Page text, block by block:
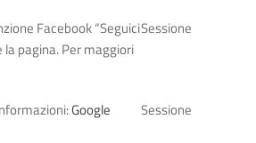
Facebook “Seguici
pagina. Per maggiori
Sessione
Google
Sessione